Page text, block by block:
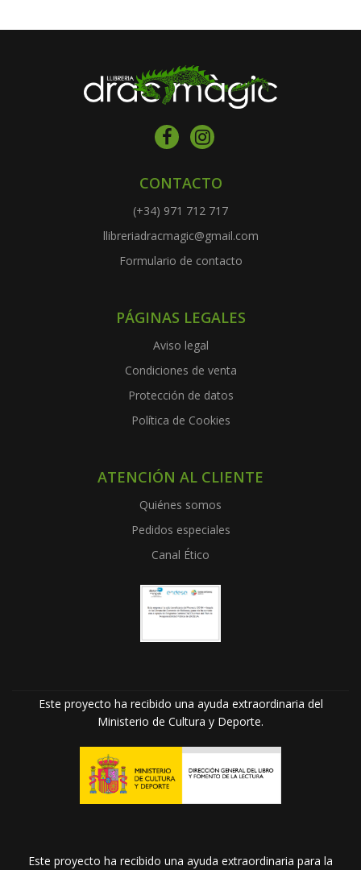
CONTACTO
(+34) 971 712 717
llibreriadracmagic@gmail.com
Formulario de contacto
PÁGINAS LEGALES
Aviso legal
Condiciones de venta
Protección de datos
Política de Cookies
ATENCIÓN AL CLIENTE
Quiénes somos
Pedidos especiales
Canal Ético
Este proyecto ha recibido una ayuda extraordinaria del
Ministerio de Cultura y Deporte.
Este proyecto ha recibido una ayuda extraordinaria para la